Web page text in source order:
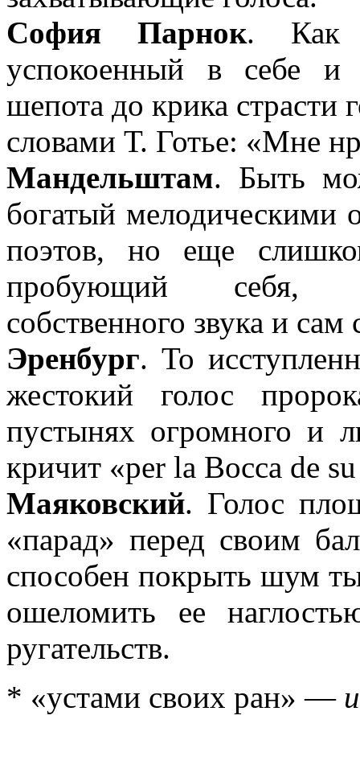
София Парнок. Как
успокоенный в себе и
шепота до крика страсти
словами Т. Готье: «Мне
Мандельштам. Быть
богатый мелодическими
поэтов, но еще
пробующий себя,
собственного звука и
Эренбург. То
жестокий голос
пустынях огромного и
кричит «per la Bocca de
Маяковский. Голос
«парад» перед своим
способен покрыть шум
ошеломить ее
ругательств.
* «устами своих ран» —